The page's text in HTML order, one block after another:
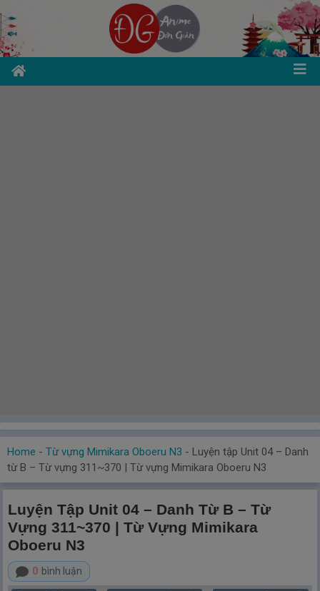
Home - Từ vựng Mimikara Oboeru N3 - Luyện tập Unit 04 – Danh
từ B – Từ vựng 311~370 | Từ vựng Mimikara Oboeru N3
Luyện Tập Unit 04 – Danh Từ B – Từ
Vựng 311~370 | Từ Vựng Mimikara
Oboeru N3
0 bình luận